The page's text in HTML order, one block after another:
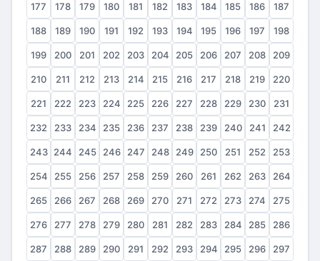
177 178 179 180 181 182 183 184 185 186 187
188 189 190 191 192 193 194 195 196 197 198
199 200 201 202 203 204 205 206 207 208 209
210 211 212 213 214 215 216 217 218 219 220
221 222 223 224 225 226 227 228 229 230 231
232 233 234 235 236 237 238 239 240 241 242
243 244 245 246 247 248 249 250 251 252 253
254 255 256 257 258 259 260 261 262 263 264
265 266 267 268 269 270 271 272 273 274 275
276 277 278 279 280 281 282 283 284 285 286
287 288 289 290 291 292 293 294 295 296 297